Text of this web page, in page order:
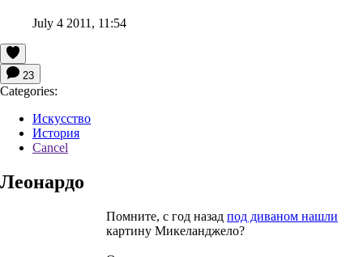
July 4 2011, 11:54
23
Categories:
Искусство
История
Cancel
Леонардо
Помните, с год назад под диваном нашли
картину Микеланджело?